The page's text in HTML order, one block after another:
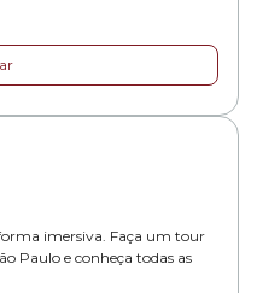
imersiva. Faça um tour
Paulo e conheça todas as